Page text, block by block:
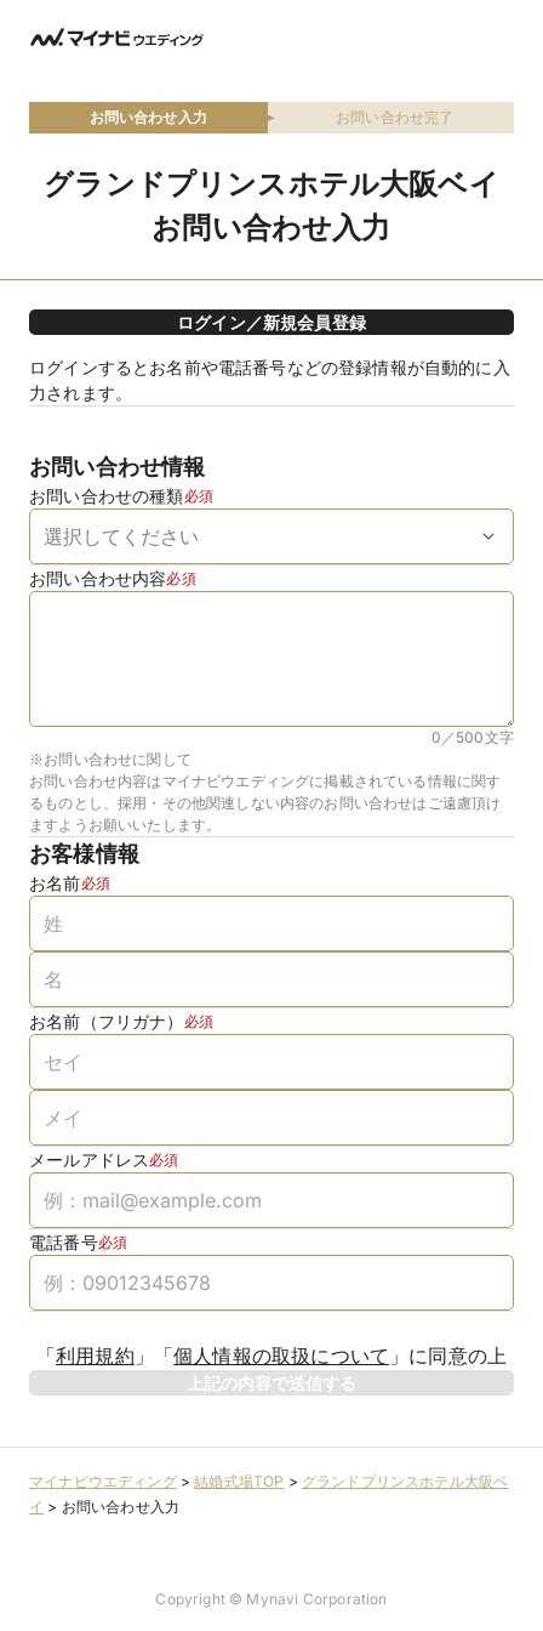
お問い合わせ入力 お問い合わせ完了
グランドプリンスホテル大阪ベイ
お問い合わせ入力
ログイン／新規会員登録
ログインするとお名前や電話番号などの登録情報が自動的に入
力されます。
お問い合わせ情報
お問い合わせの種類必須
お問い合わせ内容必須
0／500文字
※お問い合わせに関して
お問い合わせ内容はマイナビウエディングに掲載されている情報に関す
るものとし、採用・その他関連しない内容のお問い合わせはご遠慮頂け
ますようお願いいたします。
お客様情報
お名前必須
お名前（フリガナ） 必須
メールアドレス 必須
電話番号必須
「利用規約 」 「個人情報の取扱について 」 に同意の上
上記の内容で送信する
マイナビウエディング>結婚式場TOP > グランドプリンスホテル大阪ベ
イ > お問い合わせ入力
Copyright © Mynavi Corporation